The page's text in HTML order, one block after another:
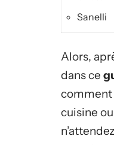
Sanelli
Alors,
dans ce
comment
cuisine